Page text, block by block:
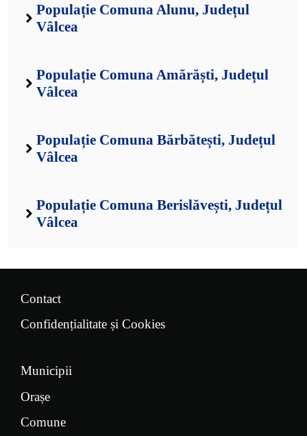
Populație Comuna Alunu, Județul
Vâlcea
Populație Comuna Amărăști, Județul
Vâlcea
Populație Comuna Bărbătești, Județul
Vâlcea
Populație Comuna Berislăvești, Județul
Vâlcea
Contact
Confidențialitate și Cookies
Municipii
Orașe
Comune